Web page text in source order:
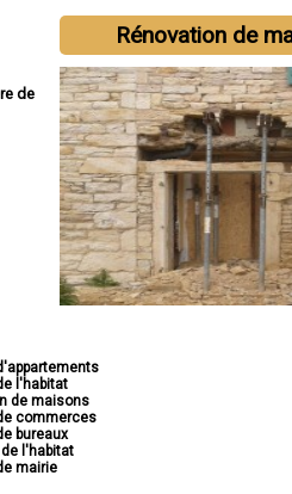
Rénovation de
de
l'habitat
de maisons
commerces
bureaux
l'habitat
mairie